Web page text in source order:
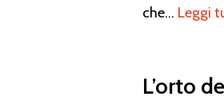
che… Leggi
L’orto